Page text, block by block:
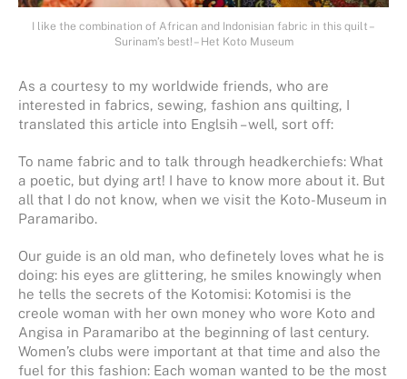
I like the combination of African and Indonisian fabric in this quilt –
Surinam’s best! – Het Koto Museum
As a courtesy to my worldwide friends, who are
interested in fabrics, sewing, fashion ans quilting, I
translated this article into Englsih – well, sort off:
To name fabric and to talk through headkerchiefs: What
a poetic, but dying art! I have to know more about it. But
all that I do not know, when we visit the Koto-Museum in
Paramaribo.
Our guide is an old man, who definetely loves what he is
doing: his eyes are glittering, he smiles knowingly when
he tells the secrets of the Kotomisi: Kotomisi is the
creole woman with her own money who wore Koto and
Angisa in Paramaribo at the beginning of last century.
Women’s clubs were important at that time and also the
fuel for this fashion: Each woman wanted to be the most